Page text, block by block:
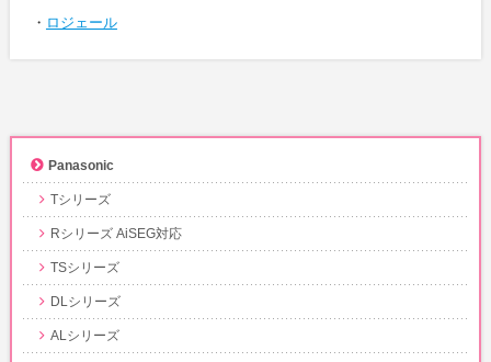
ロジェール
Panasonic
Tシリーズ
Rシリーズ AiSEG対応
TSシリーズ
DLシリーズ
ALシリーズ